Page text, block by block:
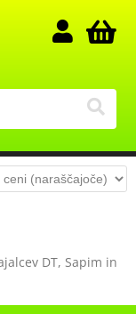
DT, Sapim in